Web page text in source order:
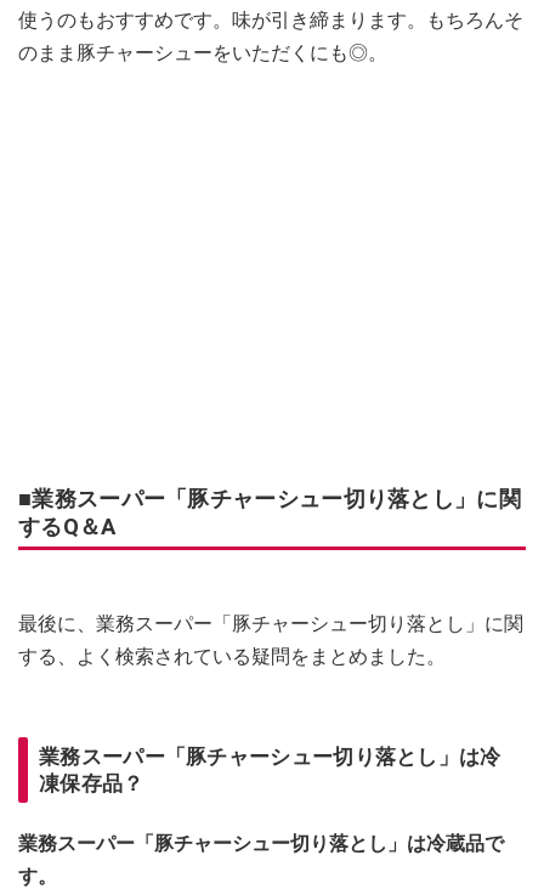
使うのもおすすめです。味が引き締まります。もちろんそ
のまま豚チャーシューをいただくにも◎。
■業務スーパー「豚チャーシュー切り落とし」に関
するQ＆A
最後に、業務スーパー「豚チャーシュー切り落とし」に関
する、よく検索されている疑問をまとめました。
業務スーパー「豚チャーシュー切り落とし」は冷
凍保存品？
業務スーパー「豚チャーシュー切り落とし」は冷蔵品で
す。